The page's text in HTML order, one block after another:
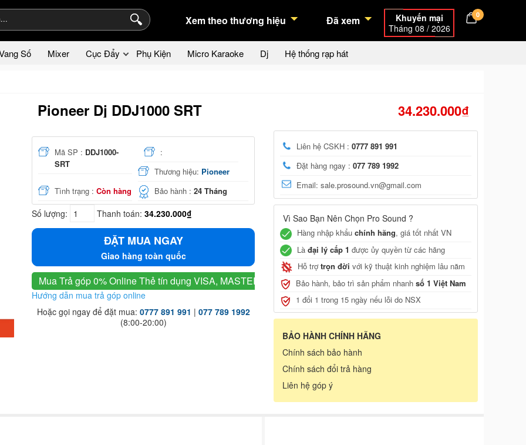
Xem theo thương hiệu Đã xem
Khuyến mại
Tháng 08 / 2026
0
Số Mixer Cục Đẩy Phụ Kiện Micro Karaoke Dj Hệ thống rạp hát
Pioneer Dj DDJ1000 SRT 34.230.000₫
Mã SP : DDJ1000-
SRT
:
Thương hiệu: Pioneer
Tình trạng : Còn hàng Bảo hành :24 Tháng
Số lượng: Thanh toán: 34.230.000₫
ĐẶT MUA NGAY
Giao hàng toàn quốc
Mua Trả góp 0% OnlineThẻ tín dụng VISA, MASTER, JCB
Hướng dẫn mua trả góp online
Hoặc gọi ngay để đặt mua: 0777 891 991 | 077 789 1992
(8:00-20:00)
Liên hệ CSKH : 0777 891 991
Đặt hàng ngay : 077 789 1992
Email: sale.prosound.vn@gmail.com
Vì Sao Bạn Nên Chọn Pro Sound ?
Hàng nhập khẩu chính hãng, giá tốt nhất VN
Là đại lý cấp 1 được ủy quyền từ các hãng
Hỗ trợtrọn đời với kỹ thuật kinh nghiệm lâu năm
Bảo hành, bảo trì sản phẩm nhanh số 1 Việt Nam
1 đổi 1 trong 15 ngày nếu lỗi do NSX
BẢO HÀNH CHÍNH HÃNG
Chính sách bảo hành
Chính sách đổi trả hàng
Liên hệ góp ý